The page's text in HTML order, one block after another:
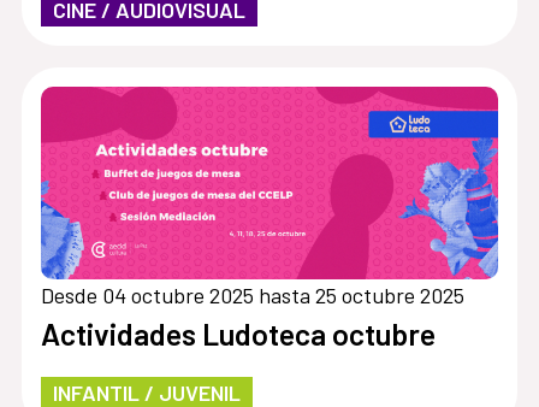
CINE / AUDIOVISUAL
Desde 04 octubre 2025 hasta 25 octubre 2025
Actividades Ludoteca octubre
INFANTIL / JUVENIL